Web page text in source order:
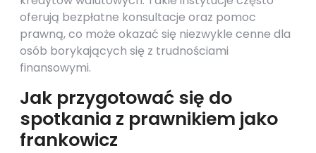
oferują bezpłatne konsultacje oraz pomoc
prawną, co może okazać się niezwykle cenne dla
osób borykających się z trudnościami
finansowymi.
Jak przygotować się do
spotkania z prawnikiem jako
frankowicz